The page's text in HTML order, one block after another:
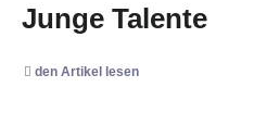
Junge Talente
den Artikel lesen